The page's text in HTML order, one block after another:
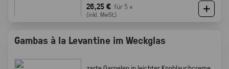
26,25 € für 5 ×
(inkl. MwSt.)
Gambas à la Levantine im Weckglas